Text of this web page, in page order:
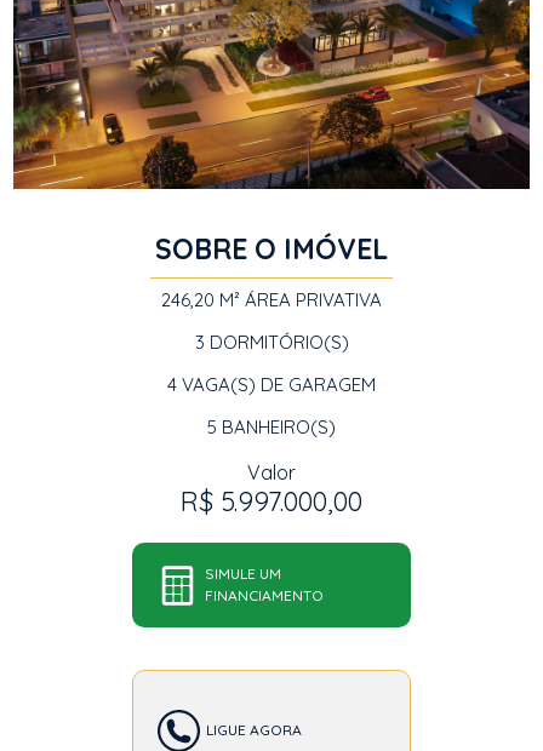
SOBRE O IMÓVEL
246,20 M² ÁREA PRIVATIVA
3 DORMITÓRIO(S)
4 VAGA(S) DE GARAGEM
5 BANHEIRO(S)
Valor
R$ 5.997.000,00
SIMULE UM
FINANCIAMENTO
LIGUE AGORA